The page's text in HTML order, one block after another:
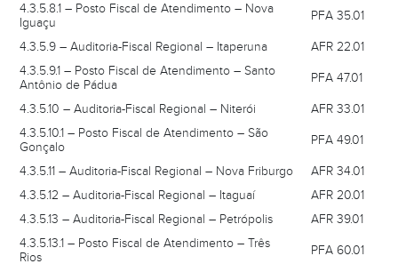
4.3.5.8.1 – Posto Fiscal de Atendimento – Nova
Iguaçu
PFA 35.01
4.3.5.9 – Auditoria-Fiscal Regional – Itaperuna
AFR 22.01
4.3.5.9.1 – Posto Fiscal de Atendimento – Santo
Antônio de Pádua
PFA 47.01
4.3.5.10 – Auditoria-Fiscal Regional – Niterói
AFR 33.01
4.3.5.10.1 – Posto Fiscal de Atendimento – São
Gonçalo
PFA 49.01
4.3.5.11 – Auditoria-Fiscal Regional – Nova Friburgo
AFR 34.01
4.3.5.12 – Auditoria-Fiscal Regional – Itaguaí
AFR 20.01
4.3.5.13 – Auditoria-Fiscal Regional – Petrópolis
AFR 39.01
4.3.5.13.1 – Posto Fiscal de Atendimento – Três
Rios
PFA 60.01